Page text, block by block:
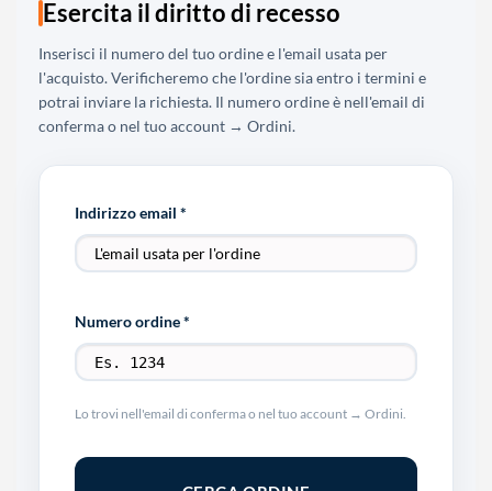
Esercita il diritto di recesso
Inserisci il numero del tuo ordine e l'email usata per
l'acquisto. Verificheremo che l'ordine sia entro i termini e
potrai inviare la richiesta. Il numero ordine è nell'email di
conferma o nel tuo account → Ordini.
Indirizzo email *
Numero ordine *
Lo trovi nell'email di conferma o nel tuo account → Ordini.